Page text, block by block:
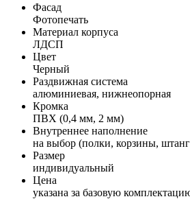
Фасад
Фотопечать
Материал корпуса
ЛДСП
Цвет
Черный
Раздвижная система
алюминиевая, нижнеопорная
Кромка
ПВХ (0,4 мм, 2 мм)
Внутреннее наполнение
на выбор (полки, корзины,
Размер
индивидуальный
Цена
указана за базовую